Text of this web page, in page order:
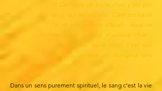
14 Car l’âme de toute chair, c’est son
sang, qui est en elle. C’est pourquoi
j’ai dit aux enfants d’Israël : Vous ne
mangerez le sang d’aucune chair ;
car l’âme de toute chair, c’est son
sang: quiconque en mangera sera
retranché.
Dans un sens purement spirituel, le sang c’est la vie